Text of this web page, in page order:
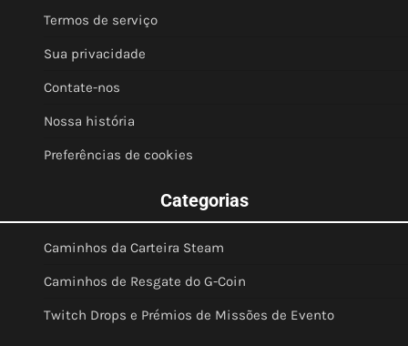
Termos de serviço
Sua privacidade
Contate-nos
Nossa história
Preferências de cookies
Categorias
Caminhos da Carteira Steam
Caminhos de Resgate do G-Coin
Twitch Drops e Prémios de Missões de Evento